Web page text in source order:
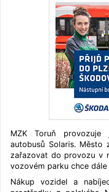
MZK Toruň
autobusů Solaris. Město
zařazovat do provozu v
vozovém parku chce
Nákup vozidel a